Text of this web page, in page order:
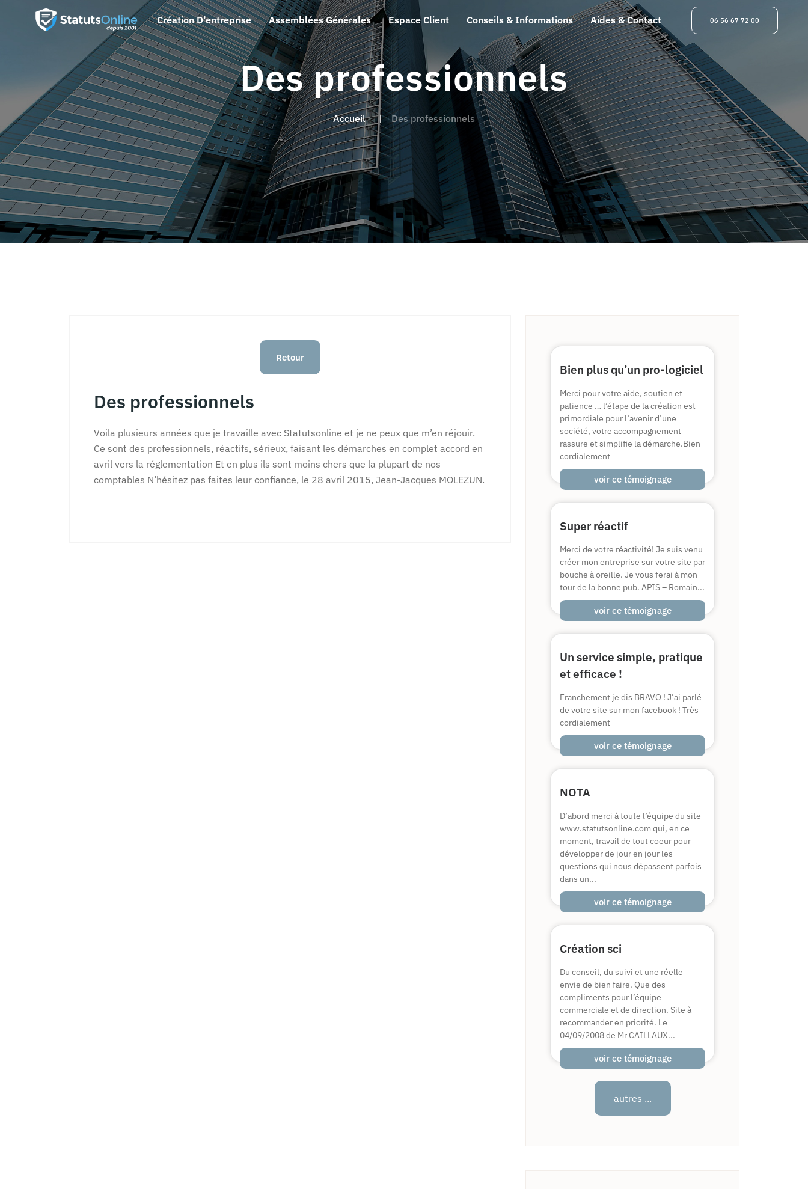
Création D’entreprise Assemblées Générales Espace Client Conseils & Informations Aides & Contact 06 56 67 72 00
Des professionnels
Accueil Des professionnels
Retour
Des professionnels
Voila plusieurs années que je travaille avec Statutsonline et je ne peux que m’en réjouir.
Ce sont des professionnels, réactifs, sérieux, faisant les démarches en complet accord en
avril vers la réglementation Et en plus ils sont moins chers que la plupart de nos
comptables N’hésitez pas faites leur confiance, le 28 avril 2015, Jean-Jacques MOLEZUN.
Bien plus qu’un pro-logiciel
Merci pour votre aide, soutien et
patience … l’étape de la création est
primordiale pour l’avenir d’une
société, votre accompagnement
rassure et simplifie la démarche.Bien
cordialement
voir ce témoignage
Super réactif
Merci de votre réactivité! Je suis venu
créer mon entreprise sur votre site par
bouche à oreille. Je vous ferai à mon
tour de la bonne pub. APIS – Romain...
voir ce témoignage
Un service simple, pratique
et efficace !
Franchement je dis BRAVO ! J’ai parlé
de votre site sur mon facebook ! Très
cordialement
voir ce témoignage
NOTA
D’abord merci à toute l’équipe du site
www.statutsonline.com qui, en ce
moment, travail de tout coeur pour
développer de jour en jour les
questions qui nous dépassent parfois
dans un...
voir ce témoignage
Création sci
Du conseil, du suivi et une réelle
envie de bien faire. Que des
compliments pour l’équipe
commerciale et de direction. Site à
recommander en priorité. Le
04/09/2008 de Mr CAILLAUX...
voir ce témoignage
autres ...